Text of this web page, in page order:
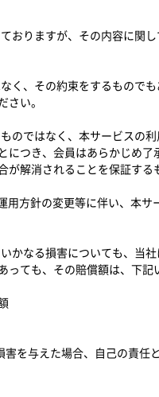
おりますが、その内容に関
く、その約束をするもので
さい。
のではなく、本サービスの
つき、会員はあらかじめ了
解消されることを保証する
方針の変更等に伴い、本サ
なる損害についても、当社
ても、その賠償額は、下
を与えた場合、自己の責任